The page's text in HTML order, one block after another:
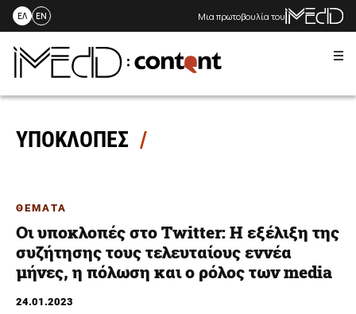
Skip
content
ΕΛ EN Μια πρωτοβουλία του
ΥΠΟΚΛΟΠΕΣ
ΘΕΜΑΤΑ
Oι υποκλοπές στο Twitter: Η εξέλιξη της
συζήτησης τους τελευταίους εννέα
μήνες, η πόλωση και ο ρόλος των media
24.01.2023